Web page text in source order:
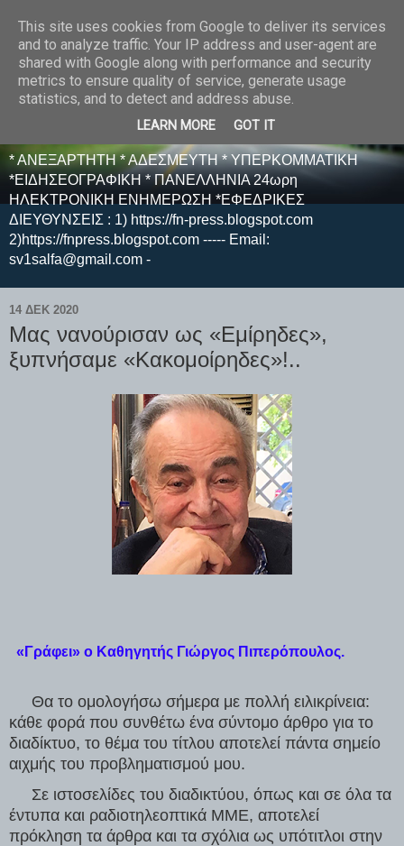
E F E N P R E S S -
ΗΛΕΚΤΡΟΝΙΚΗ
ΕΦΗΜΕΡΙΔΑ
* ΑΝΕΞΑΡΤΗΤΗ * ΑΔΕΣΜΕΥΤΗ * ΥΠΕΡΚΟΜΜΑΤΙΚΗ
*ΕΙΔΗΣΕΟΓΡΑΦΙΚΗ * ΠΑΝΕΛΛΗΝΙΑ 24ωρη
ΗΛΕΚΤΡΟΝΙΚΗ ΕΝΗΜΕΡΩΣΗ *ΕΦΕΔΡΙΚΕΣ
ΔΙΕΥΘΥΝΣΕΙΣ : 1) https://fn-press.blogspot.com
2)https://fnpress.blogspot.com ----- Email:
sv1salfa@gmail.com -
14 ΔΕΚ 2020
Μας νανούρισαν ως «Εμίρηδες»,
ξυπνήσαμε «Κακομοίρηδες»!..
«Γράφει» ο Καθηγητής Γιώργος Πιπερόπουλος.
Θα το ομολογήσω σήμερα με πολλή ειλικρίνεια:
κάθε φορά που συνθέτω ένα σύντομο άρθρο για το
διαδίκτυο, το θέμα του τίτλου αποτελεί πάντα σημείο
αιχμής του προβληματισμού μου.
Σε ιστοσελίδες του διαδικτύου, όπως και σε όλα τα
έντυπα και ραδιοτηλεοπτικά ΜΜΕ, αποτελεί
πρόκληση τα άρθρα και τα σχόλια ως υπότιτλοι στην
This site uses cookies from Google to deliver its services
and to analyze traffic. Your IP address and user-agent are
shared with Google along with performance and security
metrics to ensure quality of service, generate usage
statistics, and to detect and address abuse.
LEARN MORE GOT IT